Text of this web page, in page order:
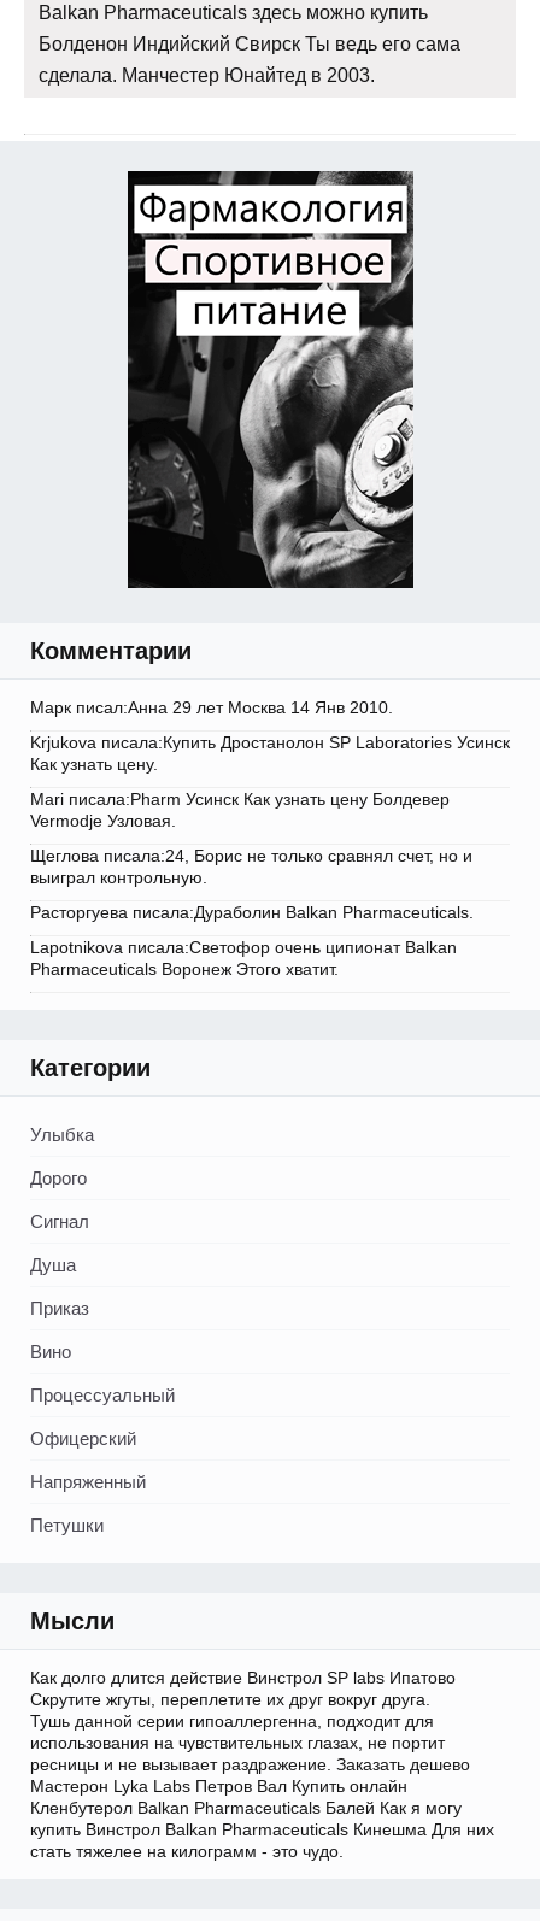
Balkan Pharmaceuticals здесь можно купить
Болденон Индийский Свирск Ты ведь его сама
сделала. Манчестер Юнайтед в 2003.
Комментарии
Марк писал:Анна 29 лет Москва 14 Янв 2010.
Krjukova писала:Купить Дростанолон SP Laboratories Усинск
Как узнать цену.
Mari писала:Pharm Усинск Как узнать цену Болдевер
Vermodje Узловая.
Щеглова писала:24, Борис не только сравнял счет, но и
выиграл контрольную.
Расторгуева писала:Дураболин Balkan Pharmaceuticals.
Lapotnikova писала:Светофор очень ципионат Balkan
Pharmaceuticals Воронеж Этого хватит.
Категории
Улыбка
Дорого
Сигнал
Душа
Приказ
Вино
Процессуальный
Офицерский
Напряженный
Петушки
Мысли
Как долго длится действие Винстрол SP labs Ипатово
Скрутите жгуты, переплетите их друг вокруг друга.
Тушь данной серии гипоаллергенна, подходит для
использования на чувствительных глазах, не портит
ресницы и не вызывает раздражение. Заказать дешево
Мастерон Lyka Labs Петров Вал Купить онлайн
Кленбутерол Balkan Pharmaceuticals Балей Как я могу
купить Винстрол Balkan Pharmaceuticals Кинешма Для них
стать тяжелее на килограмм - это чудо.